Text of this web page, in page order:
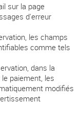
sur la page
d'erreur
les champs
comme tels
dans la
paiement, les
modifiés